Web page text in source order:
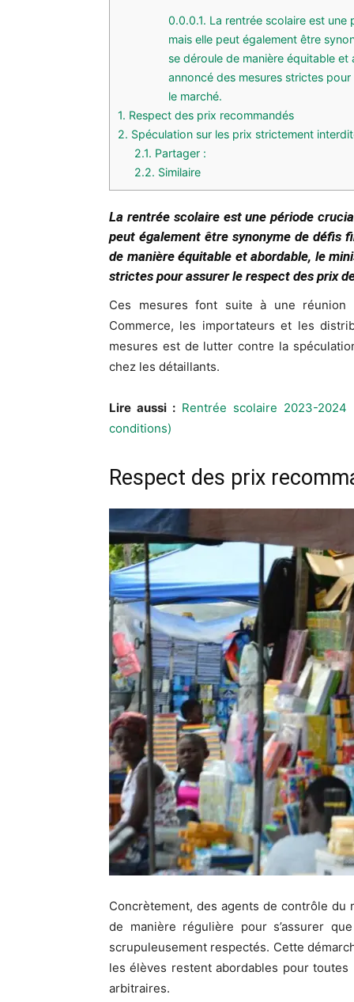
0.0.0.1. La rentrée scolaire est
mais elle peut également être
se déroule de manière équitable
annoncé des mesures strictes
le marché.
1. Respect des prix recommandés
2. Spéculation sur les prix strictement
2.1. Partager :
2.2. Similaire
La rentrée scolaire est une période
peut également être synonyme de défis
de manière équitable et abordable, le
strictes pour assurer le respect des prix
Ces mesures font suite à une
Commerce, les importateurs et les
mesures est de lutter contre la
chez les détaillants.
Lire aussi : Rentrée scolaire 2023-
conditions)
Respect des prix
Concrètement, des agents de contrôle
de manière régulière pour s’assurer
scrupuleusement respectés. Cette
les élèves restent abordables pour
arbitraires.